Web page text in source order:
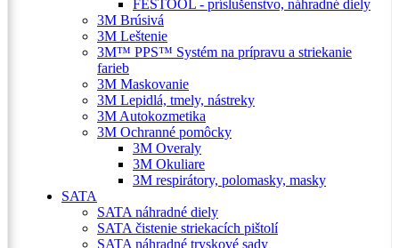
FESTOOL - príslušenstvo, náhradné diely
3M Brúsivá
3M Leštenie
3M™ PPS™ Systém na prípravu a striekanie
farieb
3M Maskovanie
3M Lepidlá, tmely, nástreky
3M Autokozmetika
3M Ochranné pomôcky
3M Overaly
3M Okuliare
3M respirátory, polomasky, masky
SATA
SATA náhradné diely
SATA čistenie striekacích pištolí
SATA náhradné tryskové sady